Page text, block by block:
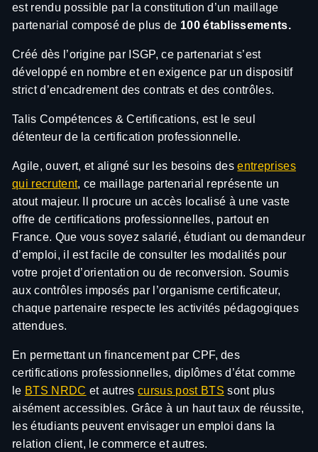
est rendu possible par la constitution d’un maillage
partenarial composé de plus de 100 établissements.
Créé dès l’origine par ISGP, ce partenariat s’est
développé en nombre et en exigence par un dispositif
strict d’encadrement des contrats et des contrôles.
Talis Compétences & Certifications, est le seul
détenteur de la certification professionnelle.
Agile, ouvert, et aligné sur les besoins desentreprises
qui recrutent, ce maillage partenarial représente un
atout majeur. Il procure un accès localisé à une vaste
offre de certifications professionnelles, partout en
France. Que vous soyez salarié, étudiant ou demandeur
d’emploi, il est facile de consulter les modalités pour
votre projet d’orientation ou de reconversion. Soumis
aux contrôles imposés par l’organisme certificateur,
chaque partenaire respecte les activités pédagogiques
attendues.
En permettant un financement par CPF, des
certifications professionnelles, diplômes d’état comme
le BTS NRDC et autrescursus post BTS sont plus
aisément accessibles. Grâce à un haut taux de réussite,
les étudiants peuvent envisager un emploi dans la
relation client, le commerce et autres.